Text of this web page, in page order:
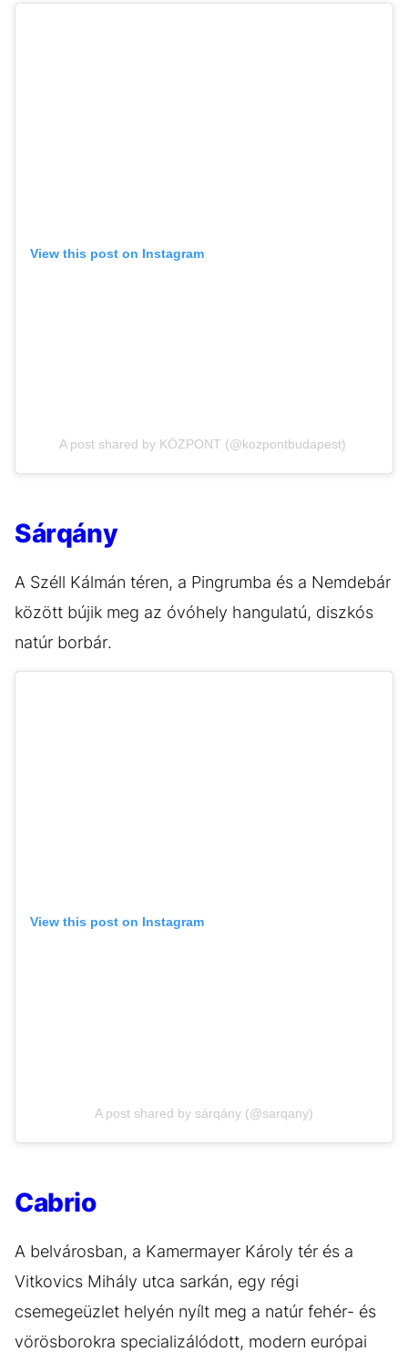
View this post on Instagram
A post shared by KÖZPONT (@kozpontbudapest)
Sárqány
A Széll Kálmán téren, a Pingrumba és a Nemdebár
között bújik meg az óvóhely hangulatú, diszkós
natúr borbár.
View this post on Instagram
A post shared by sárqány (@sarqany)
Cabrio
A belvárosban, a Kamermayer Károly tér és a
Vitkovics Mihály utca sarkán, egy régi
csemegeüzlet helyén nyílt meg a natúr fehér- és
vörösborokra specializálódott, modern európai